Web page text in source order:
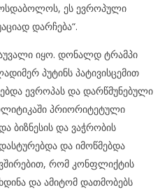
ეს ევროპული
დარჩება“.
იყო. დონალდ ტრამპი
პუტინს პატივისცემით
ევროპას და დარწმუნებული
პრიორიტეტული
ბიზნესის და ვაჭრობის
და იმოწმებდა
რომ კონფლიქტის
და ამიტომ დათმობებს